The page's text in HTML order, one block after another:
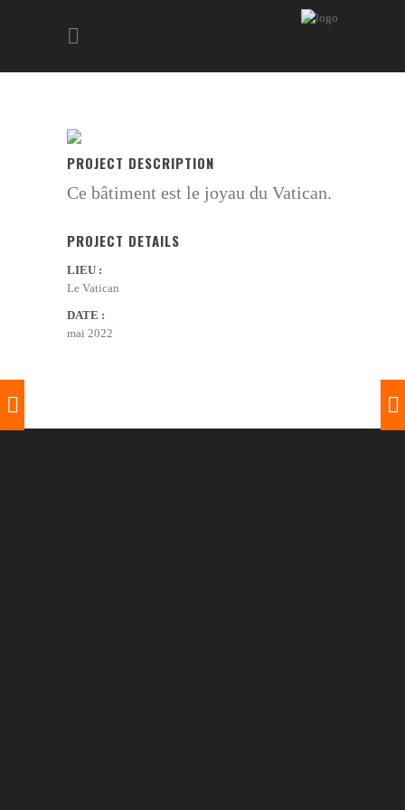
PROJECT DESCRIPTION
Ce bâtiment est le joyau du Vatican.
PROJECT DETAILS
LIEU :
Le Vatican
DATE :
mai 2022